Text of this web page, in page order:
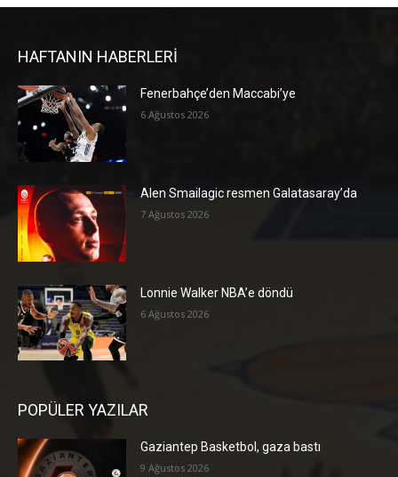
HAFTANIN HABERLERİ
Fenerbahçe’den Maccabi’ye
6 Ağustos 2026
Alen Smailagic resmen Galatasaray’da
7 Ağustos 2026
Lonnie Walker NBA’e döndü
6 Ağustos 2026
POPÜLER YAZILAR
Gaziantep Basketbol, gaza bastı
9 Ağustos 2026